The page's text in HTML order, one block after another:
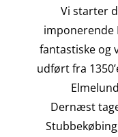
Vi starter
imponerende
fantastiske og
udført fra
Dernæst